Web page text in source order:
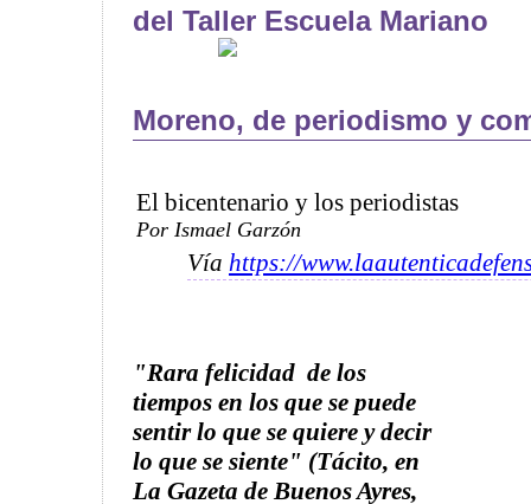
del Taller Escuela Mariano
Moreno, de periodismo y
El bicentenario y los periodistas
Por Ismael Garzón
Vía https://
"Rara felicidad de los
tiempos en los que se puede
sentir lo que se quiere y decir
lo que se siente" (Tácito, en
La Gazeta de Buenos Ayres,